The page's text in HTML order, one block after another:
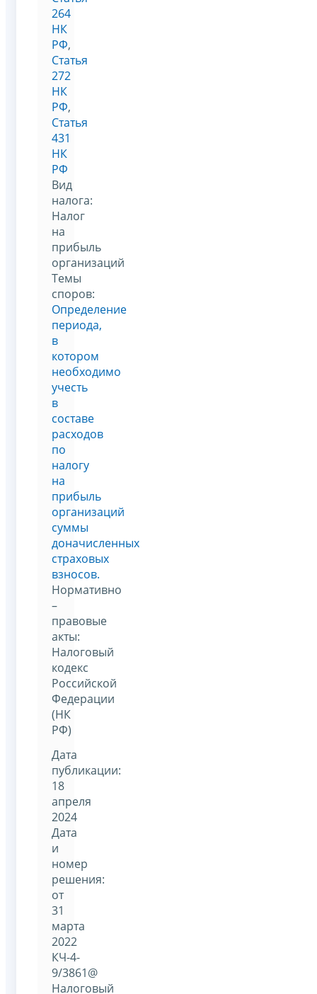
264
НК
РФ,
Статья
272
НК
РФ,
Статья
431
НК
РФ
Вид
налога:
Налог
на
прибыль
организаций
Темы
споров:
Определение
периода,
в
котором
необходимо
учесть
в
составе
расходов
по
налогу
на
прибыль
организаций
суммы
доначисленных
страховых
взносов.
Нормативно
–
правовые
акты:
Налоговый
кодекс
Российской
Федерации
(НК
РФ)
Дата
публикации:
18
апреля
2024
Дата
и
номер
решения:
от
31
марта
2022
КЧ-4-
9/3861@
Налоговый